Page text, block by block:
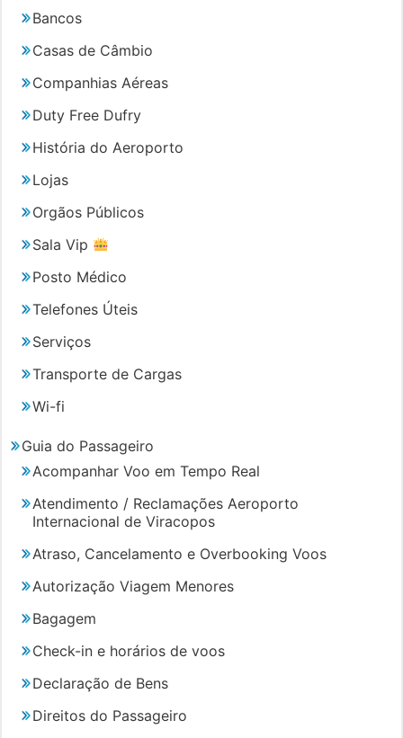
Bancos
Casas de Câmbio
Companhias Aéreas
Duty Free Dufry
História do Aeroporto
Lojas
Orgãos Públicos
Sala Vip
Posto Médico
Telefones Úteis
Serviços
Transporte de Cargas
Wi-fi
Guia do Passageiro
Acompanhar Voo em Tempo Real
Atendimento / Reclamações Aeroporto
Internacional de Viracopos
Atraso, Cancelamento e Overbooking Voos
Autorização Viagem Menores
Bagagem
Check-in e horários de voos
Declaração de Bens
Direitos do Passageiro